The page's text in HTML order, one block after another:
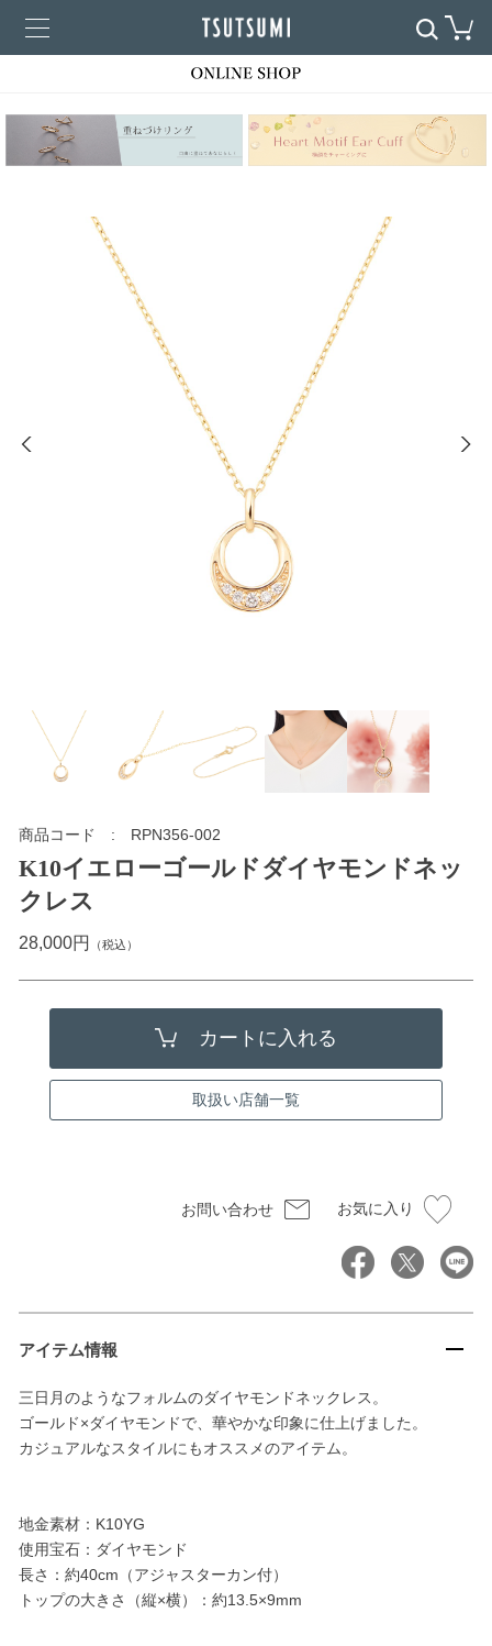
商品コード RPN356-002
K10イエローゴールドダイヤモンドネッ
クレス
28,000円 （税込）
取扱い店舗一覧
お問い合わせ お気に入り
アイテム情報
三日月のようなフォルムのダイヤモンドネックレス。
ゴールド×ダイヤモンドで、華やかな印象に仕上げました。
カジュアルなスタイルにもオススメのアイテム。
地金素材：K10YG
使用宝石：ダイヤモンド
長さ：約40cm（アジャスターカン付）
トップの大きさ（縦×横）：約13.5×9mm